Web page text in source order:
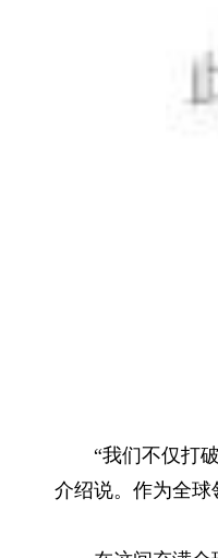
“我们不仅打
介绍说。作为全